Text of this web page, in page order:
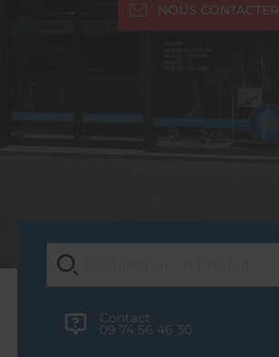
NOUS CONTACTER
Contact
09 74 56 46 30